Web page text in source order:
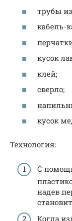
трубы
кабель-
кусок
клей;
сверло;
кусок
Технология:
С
надев
Когда